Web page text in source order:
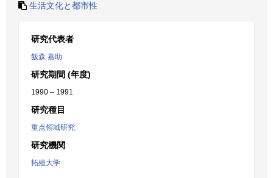
生活文化と都市性
研究代表者
飯森 嘉助
研究期間 (年度)
1990 – 1991
研究種目
重点領域研究
研究機関
拓殖大学